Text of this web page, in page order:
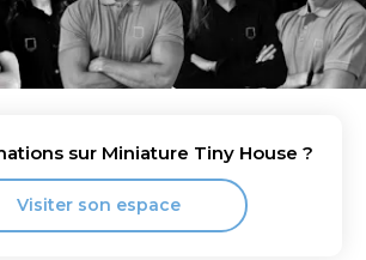
sur Miniature Tiny House ?
Visiter son espace